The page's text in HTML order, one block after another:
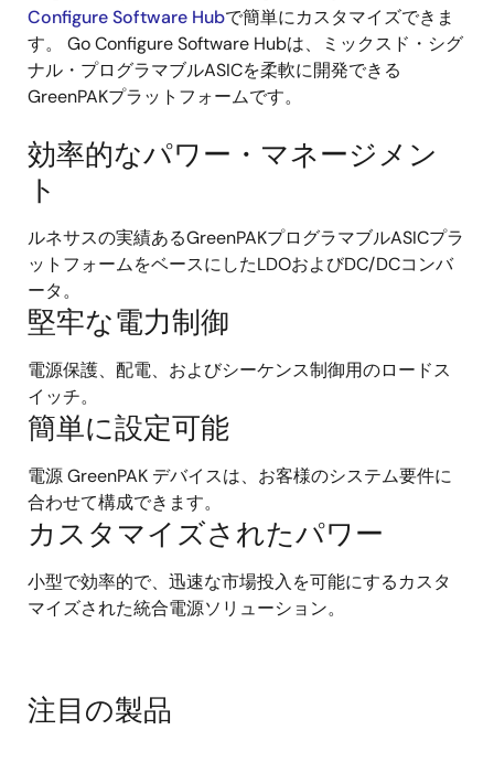
Configure Software Hubで簡単にカスタマイズできま
す。 Go Configure Software Hubは、ミックスド・シグ
ナル・プログラマブルASICを柔軟に開発できる
GreenPAKプラットフォームです。
効率的なパワー・マネージメン
ト
ルネサスの実績あるGreenPAKプログラマブルASICプラ
ットフォームをベースにしたLDOおよびDC/DCコンバ
ータ。
堅牢な電力制御
電源保護、配電、およびシーケンス制御用のロードス
イッチ。
簡単に設定可能
電源 GreenPAK デバイスは、お客様のシステム要件に
合わせて構成できます。
カスタマイズされたパワー
小型で効率的で、迅速な市場投入を可能にするカスタ
マイズされた統合電源ソリューション。
注目の製品